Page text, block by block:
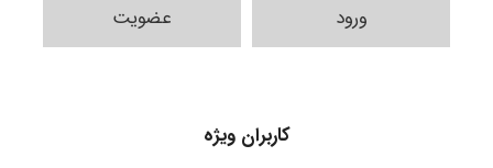
ورود عضویت
کاربران ویژه